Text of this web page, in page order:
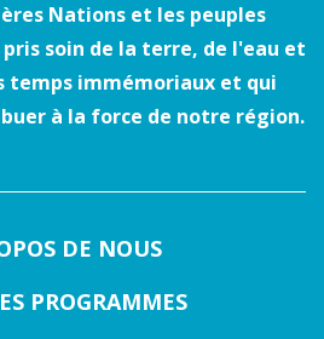
Nations et les peuples
soin de la terre, de l'eau et
temps immémoriaux et qui
à la force de notre région.
DE NOUS
PROGRAMMES